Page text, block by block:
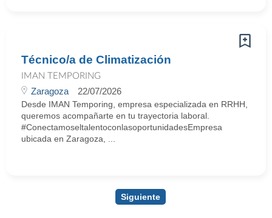
Técnico/a de Climatización
IMAN TEMPORING
Zaragoza 22/07/2026
Desde IMAN Temporing, empresa especializada en RRHH,
queremos acompañarte en tu trayectoria laboral.
#ConectamoseltalentoconlasoportunidadesEmpresa
ubicada en Zaragoza, ...
Siguiente